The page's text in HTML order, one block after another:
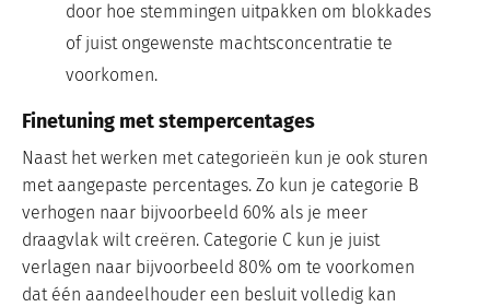
door hoe stemmingen uitpakken om blokkades
of juist ongewenste machtsconcentratie te
voorkomen.
Finetuning met stempercentages
Naast het werken met categorieën kun je ook sturen
met aangepaste percentages. Zo kun je categorie B
verhogen naar bijvoorbeeld 60% als je meer
draagvlak wilt creëren. Categorie C kun je juist
verlagen naar bijvoorbeeld 80% om te voorkomen
dat één aandeelhouder een besluit volledig kan